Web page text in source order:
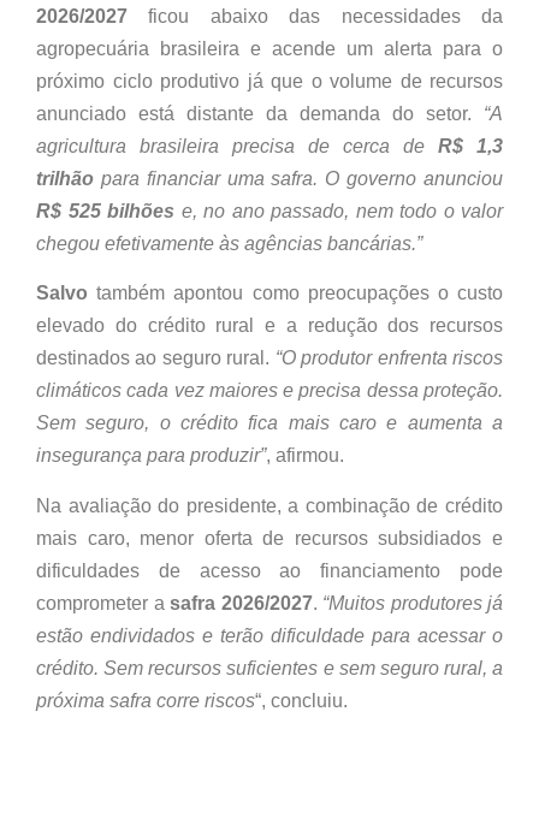
2026/2027ficou abaixo das necessidades da
agropecuária brasileira e acende um alerta para o
próximo ciclo produtivo já que o volume de recursos
anunciado está distante da demanda do setor. “A
agricultura brasileira precisa de cerca de R$ 1,3
trilhão para financiar uma safra. O governo anunciou
R$ 525 bilhões e, no ano passado, nem todo o valor
chegou efetivamente às agências bancárias.”
Salvotambém apontou como preocupações o custo
elevado do crédito rural e a redução dos recursos
destinados ao seguro rural. “O produtor enfrenta riscos
climáticos cada vez maiores e precisa dessa proteção.
Sem seguro, o crédito fica mais caro e aumenta a
insegurança para produzir”, afirmou.
Na avaliação do presidente, a combinação de crédito
mais caro, menor oferta de recursos subsidiados e
dificuldades de acesso ao financiamento pode
comprometer a safra 2026/2027. “Muitos produtores já
estão endividados e terão dificuldade para acessar o
crédito. Sem recursos suficientes e sem seguro rural, a
próxima safra corre riscos“, concluiu.